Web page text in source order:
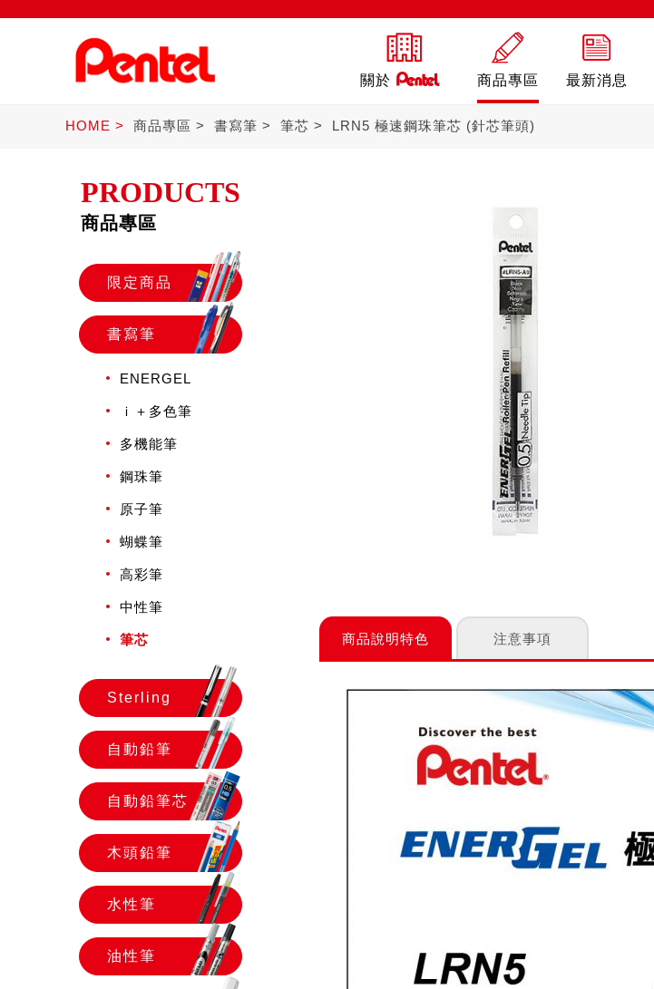
關於 商品專區
書寫筆
最新消息
HOME 商品專區 書寫筆 筆芯 LRN5 極速鋼珠筆芯 (針芯筆頭)
PRODUCTS
商品專區
限定商品
書寫筆
ENERGEL
ｉ＋多色筆
多機能筆
鋼珠筆
原子筆
蝴蝶筆
高彩筆
中性筆
筆芯
Sterling
自動鉛筆
自動鉛筆芯
木頭鉛筆
水性筆
油性筆
商品說明特色 注意事項